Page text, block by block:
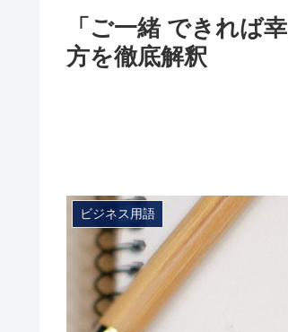
「ご一緒 できれば
方を徹底解釈
ビジネス用語